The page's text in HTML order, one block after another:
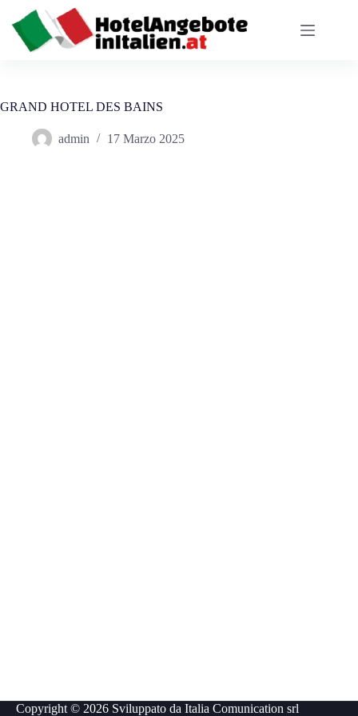
contenuto
GRAND HOTEL DES BAINS
admin 17 Marzo 2025
Copyright © 2026 Sviluppato daItalia Comunication srl